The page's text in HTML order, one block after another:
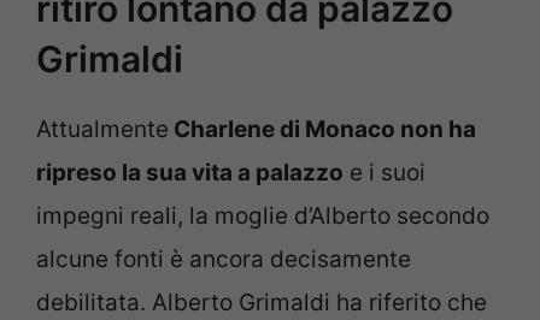
Grimaldi
Attualmente Charlene di Monaco non ha
ripreso la sua vita a palazzo e i suoi
impegni reali, la moglie d’Alberto secondo
alcune fonti è ancora decisamente
debilitata. Alberto Grimaldi ha riferito che